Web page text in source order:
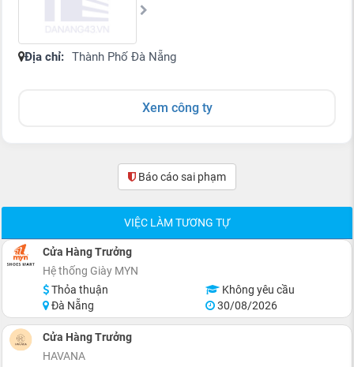
Địa chỉ: Thành Phố Đà Nẵng
Xem công ty
Báo cáo sai phạm(0)
VIỆC LÀM TƯƠNG TỰ
Cửa Hàng Trưởng
Hệ thống Giày MYN
Thỏa thuận
Không yêu cầu
Đà Nẵng
30/08/2026
Cửa Hàng Trưởng
HAVANA